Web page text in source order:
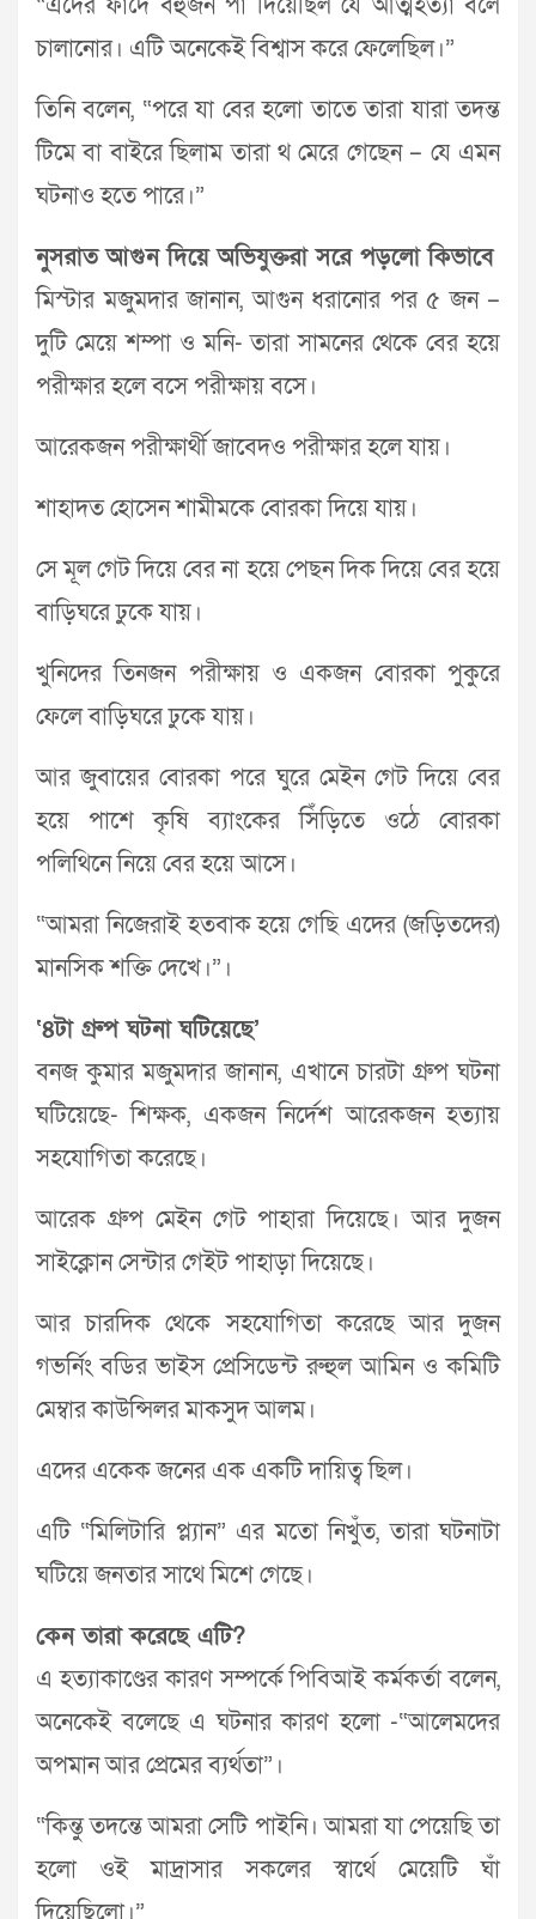
“এদের ফাঁদে বহুজন পা দিয়েছিল যে আত্মহত্যা বলে
চালানোর। এটি অনেকেই বিশ্বাস করে ফেলেছিল।”
তিনি বলেন, “পরে যা বের হলো তাতে তারা যারা তদন্ত
টিমে বা বাইরে ছিলাম তারা থ মেরে গেছেন – যে এমন
ঘটনাও হতে পারে।”
নুসরাত আগুন দিয়ে অভিযুক্তরা সরে পড়লো কিভাবে
মিস্টার মজুমদার জানান, আগুন ধরানোর পর ৫ জন –
দুটি মেয়ে শম্পা ও মনি- তারা সামনের থেকে বের হয়ে
পরীক্ষার হলে বসে পরীক্ষায় বসে।
আরেকজন পরীক্ষার্থী জাবেদও পরীক্ষার হলে যায়।
শাহাদত হোসেন শামীমকে বোরকা দিয়ে যায়।
সে মূল গেট দিয়ে বের না হয়ে পেছন দিক দিয়ে বের হয়ে
বাড়িঘরে ঢুকে যায়।
খুনিদের তিনজন পরীক্ষায় ও একজন বোরকা পুকুরে
ফেলে বাড়িঘরে ঢুকে যায়।
আর জুবায়ের বোরকা পরে ঘুরে মেইন গেট দিয়ে বের
হয়ে পাশে কৃষি ব্যাংকের সিঁড়িতে ওঠে বোরকা
পলিথিনে নিয়ে বের হয়ে আসে।
“আমরা নিজেরাই হতবাক হয়ে গেছি এদের (জড়িতদের)
মানসিক শক্তি দেখে।”।
‘৪টা গ্রুপ ঘটনা ঘটিয়েছে’
বনজ কুমার মজুমদার জানান, এখানে চারটা গ্রুপ ঘটনা
ঘটিয়েছে- শিক্ষক, একজন নির্দেশ আরেকজন হত্যায়
সহযোগিতা করেছে।
আরেক গ্রুপ মেইন গেট পাহারা দিয়েছে। আর দুজন
সাইক্লোন সেন্টার গেইট পাহাড়া দিয়েছে।
আর চারদিক থেকে সহযোগিতা করেছে আর দুজন
গভর্নিং বডির ভাইস প্রেসিডেন্ট রুহুল আমিন ও কমিটি
মেম্বার কাউন্সিলর মাকসুদ আলম।
এদের একেক জনের এক একটি দায়িত্ব ছিল।
এটি “মিলিটারি প্ল্যান” এর মতো নিখুঁত, তারা ঘটনাটা
ঘটিয়ে জনতার সাথে মিশে গেছে।
কেন তারা করেছে এটি?
এ হত্যাকাণ্ডের কারণ সম্পর্কে পিবিআই কর্মকর্তা বলেন,
অনেকেই বলেছে এ ঘটনার কারণ হলো -“আলেমদের
অপমান আর প্রেমের ব্যর্থতা”।
“কিন্তু তদন্তে আমরা সেটি পাইনি। আমরা যা পেয়েছি তা
হলো ওই মাদ্রাসার সকলের স্বার্থে মেয়েটি ঘাঁ